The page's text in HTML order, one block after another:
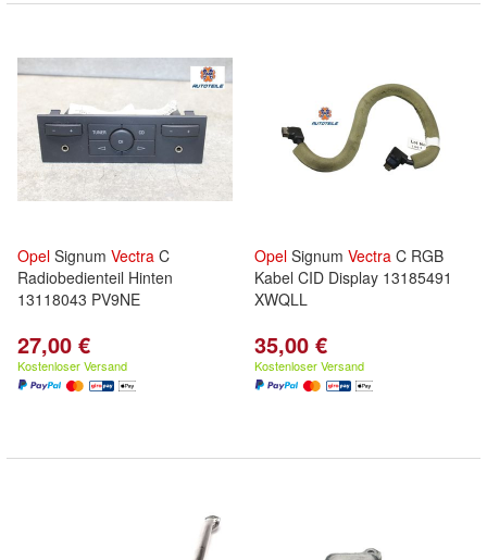
Opel Signum Vectra C
Radiobedienteil Hinten
13118043 PV9NE
27,00 €
Kostenloser Versand
Opel Signum Vectra C RGB
Kabel CID Display 13185491
XWQLL
35,00 €
Kostenloser Versand